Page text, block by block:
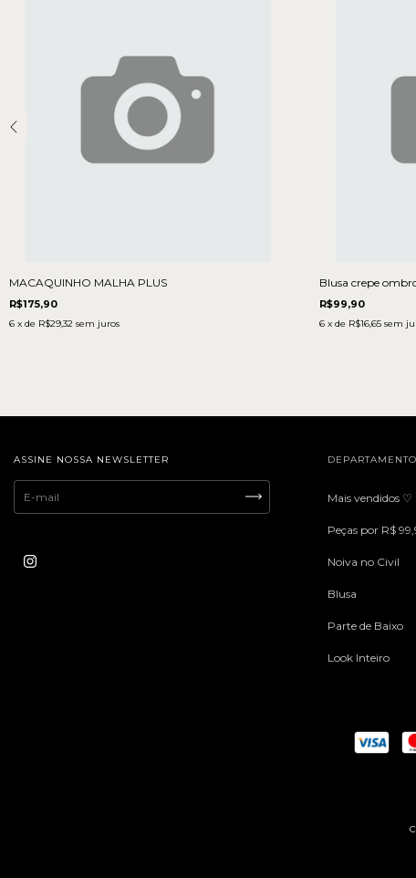
MACAQUINHO MALHA PLUS
R$175,90
6 x de R$29,32 sem juros
Blusa crepe
R$99,90
6 x de R$16,65 sem
ASSINE NOSSA NEWSLETTER
Mais vendidos ♡
Peças por R$
Noiva no Civil
Blusa
Parte de Baixo
Look Inteiro